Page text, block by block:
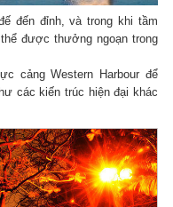
đến đỉnh, và trong khi tầm
được thưởng ngoạn trong
cảng Western Harbour để
các kiến trúc hiện đại khác